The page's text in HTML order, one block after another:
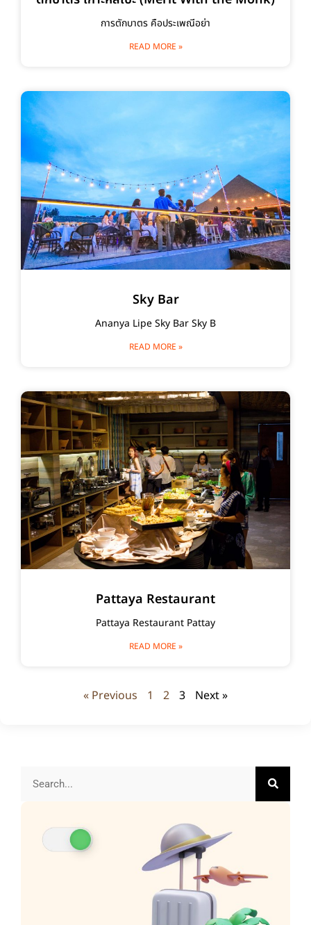
การตักบาตร คือประเพณีอย่า
READ MORE »
Sky Bar
Ananya Lipe Sky Bar Sky B
READ MORE »
Pattaya Restaurant
Pattaya Restaurant Pattay
READ MORE »
« Previous 1 2 3 Next »